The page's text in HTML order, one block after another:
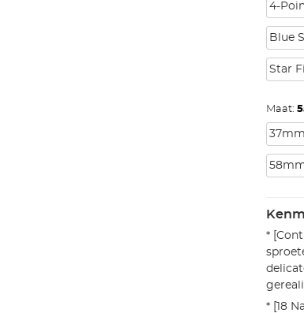
4-
Blue
Star
Maat:
37mm
*
* [18